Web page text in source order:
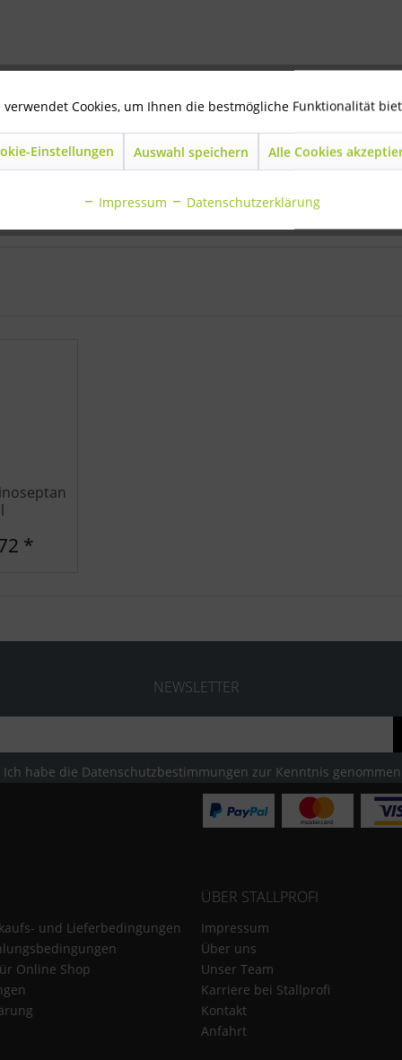
Equilastic"
*
NEWSLETTER
Ich habe die Datenschutzbestimmungen zur Kenntnis
und Lieferbedingungen
Online Shop
ÜBER STALLPROFI
Impressum
Über uns
Unser Team
Karriere bei Stallprofi
Kontakt
Anfahrt
verwendet Cookies, um Ihnen die bestmögliche Funktionalität
Einstellungen Auswahl speichern Alle Cookies
Impressum Datenschutzerklärung